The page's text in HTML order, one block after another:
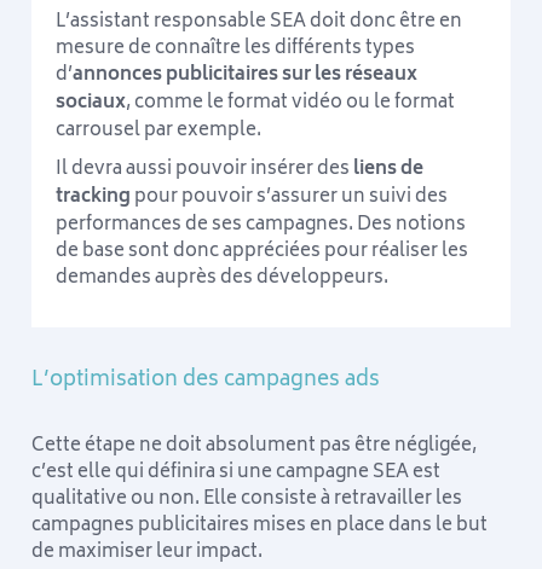
L’assistant responsable SEA doit donc être en
mesure de connaître les différents types
d’annonces publicitaires sur les réseaux
sociaux, comme le format vidéo ou le format
carrousel par exemple.
Il devra aussi pouvoir insérer desliens de
trackingpour pouvoir s’assurer un suivi des
performances de ses campagnes. Des notions
de base sont donc appréciées pour réaliser les
demandes auprès des développeurs.
L’optimisation des campagnes ads
Cette étape ne doit absolument pas être négligée,
c’est elle qui définira si une campagne SEA est
qualitative ou non. Elle consiste à retravailler les
campagnes publicitaires mises en place dans le but
de maximiser leur impact.